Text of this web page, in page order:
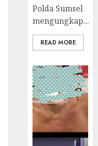
Polda Sumsel
mengungkap...
READ MORE